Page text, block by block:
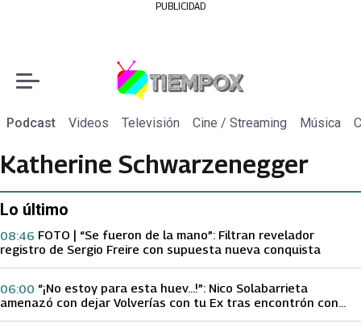
PUBLICIDAD
Podcast Videos Televisión Cine / Streaming Música
Katherine Schwarzenegger
Lo último
FOTO | “Se fueron de la mano”: Filtran revelador
registro de Sergio Freire con supuesta nueva conquista
08:46
“¡No estoy para esta huev…!”: Nico Solabarrieta
amenazó con dejar Volverías con tu Ex tras encontrón con
06:00